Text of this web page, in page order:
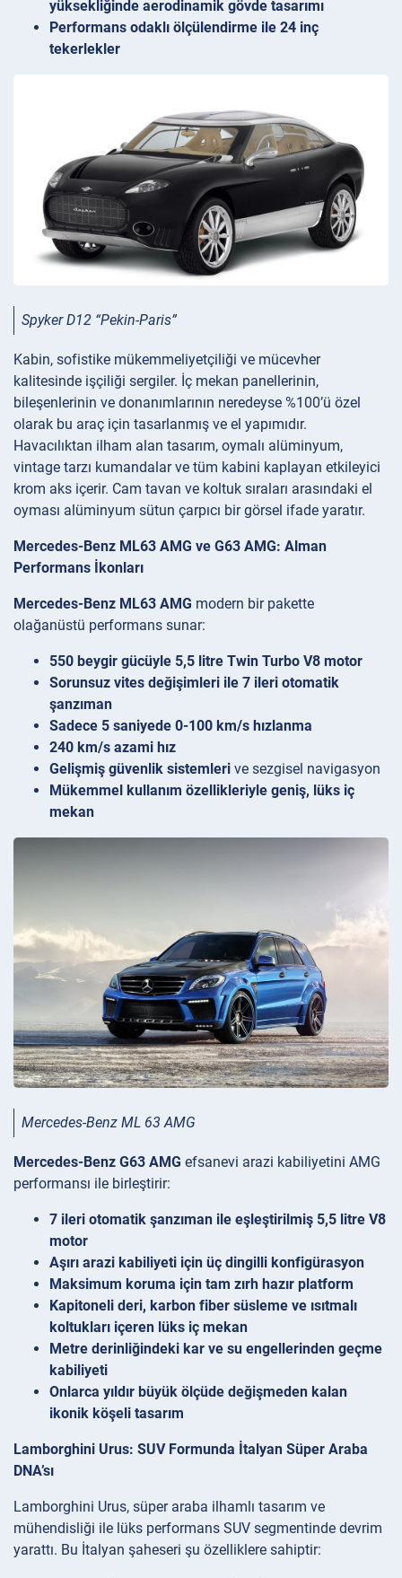
yüksekliğinde aerodinamik gövde tasarımı
Performans odaklı ölçülendirme ile 24 inç
tekerlekler
Spyker D12 “Pekin-Paris”
Kabin, sofistike mükemmeliyetçiliği ve mücevher
kalitesinde işçiliği sergiler. İç mekan panellerinin,
bileşenlerinin ve donanımlarının neredeyse %100’ü özel
olarak bu araç için tasarlanmış ve el yapımıdır.
Havacılıktan ilham alan tasarım, oymalı alüminyum,
vintage tarzı kumandalar ve tüm kabini kaplayan etkileyici
krom aks içerir. Cam tavan ve koltuk sıraları arasındaki el
oyması alüminyum sütun çarpıcı bir görsel ifade yaratır.
Mercedes-Benz ML63 AMG ve G63 AMG: Alman
Performans İkonları
Mercedes-Benz ML63 AMG modern bir pakette
olağanüstü performans sunar:
550 beygir gücüyle 5,5 litre Twin Turbo V8 motor
Sorunsuz vites değişimleri ile 7 ileri otomatik
şanzıman
Sadece 5 saniyede 0-100 km/s hızlanma
240 km/s azami hız
Gelişmiş güvenlik sistemleri ve sezgisel navigasyon
Mükemmel kullanım özellikleriyle geniş, lüks iç
mekan
Mercedes-Benz ML 63 AMG
Mercedes-Benz G63 AMG efsanevi arazi kabiliyetini AMG
performansı ile birleştirir:
7 ileri otomatik şanzıman ile eşleştirilmiş 5,5 litre V8
motor
Aşırı arazi kabiliyeti için üç dingilli konfigürasyon
Maksimum koruma için tam zırh hazır platform
Kapitoneli deri, karbon fiber süsleme ve ısıtmalı
koltukları içeren lüks iç mekan
Metre derinliğindeki kar ve su engellerinden geçme
kabiliyeti
Onlarca yıldır büyük ölçüde değişmeden kalan
ikonik köşeli tasarım
Lamborghini Urus: SUV Formunda İtalyan Süper Araba
DNA’sı
Lamborghini Urus, süper araba ilhamlı tasarım ve
mühendisliği ile lüks performans SUV segmentinde devrim
yarattı. Bu İtalyan şaheseri şu özelliklere sahiptir: